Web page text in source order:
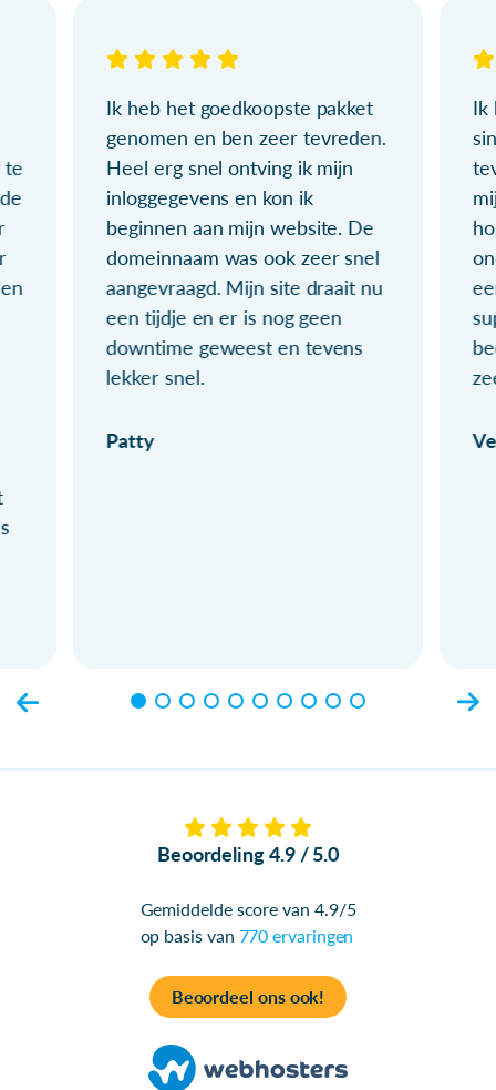
te
Ik heb het goedkoopste pakket
genomen en ben zeer tevreden.
Heel erg snel ontving ik mijn
inloggegevens en kon ik
beginnen aan mijn website. De
domeinnaam was ook zeer snel
aangevraagd. Mijn site draait nu
een tijdje en er is nog geen
downtime geweest en tevens
lekker snel.
Patty
Ik
Beoordeling 4.9 / 5.0
Gemiddelde score van 4.9/5
op basis van 770 ervaringen
Beoordeel ons ook!